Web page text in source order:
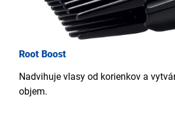
Root Boost
Nadvihuje vlasy od korienkov a
objem.